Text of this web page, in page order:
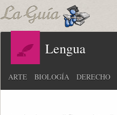
Lengua
ARTE BIOLOGÍA DERECHO